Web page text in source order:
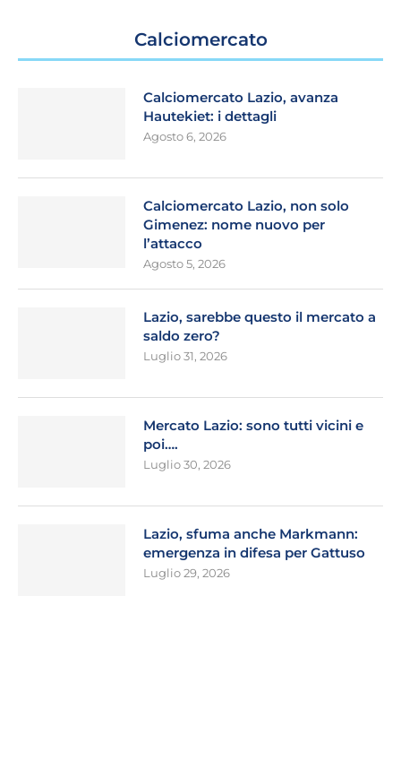
Calciomercato
Calciomercato Lazio, avanza
Hautekiet: i dettagli
Agosto 6, 2026
Calciomercato Lazio, non solo
Gimenez: nome nuovo per
l’attacco
Agosto 5, 2026
Lazio, sarebbe questo il mercato a
saldo zero?
Luglio 31, 2026
Mercato Lazio: sono tutti vicini e
poi….
Luglio 30, 2026
Lazio, sfuma anche Markmann:
emergenza in difesa per Gattuso
Luglio 29, 2026